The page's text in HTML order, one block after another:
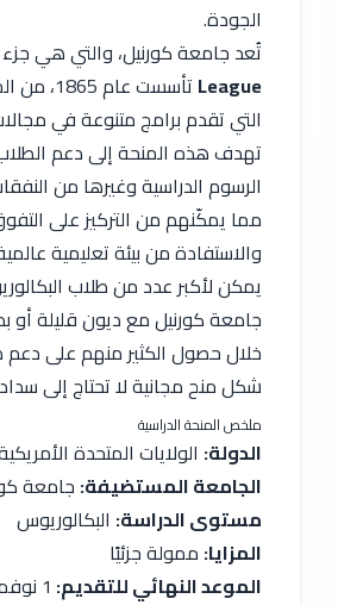
الجودة.
تُعد جامعة كورنيل، والتي هي
League
والاستفادة من بيئة تعليمية
شكل منح مجانية لا تحتاج إلى
ملخص المنحة الدراسية
الدولة: الولايات المتحدة
الجامعة المستضيفة: جامعة
مستوى الدراسة: البكالوريوس
المزايا: ممولة جزئيًا
الموعد النهائي للتقديم: 1 نوفمبر 2026